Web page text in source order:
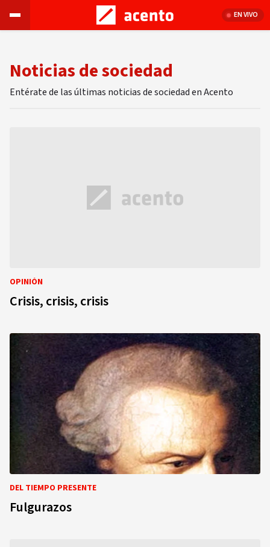
EN VIVO
Noticias de sociedad
Entérate de las últimas noticias de sociedad en Acento
OPINIÓN
Crisis, crisis, crisis
DEL TIEMPO PRESENTE
Fulgurazos